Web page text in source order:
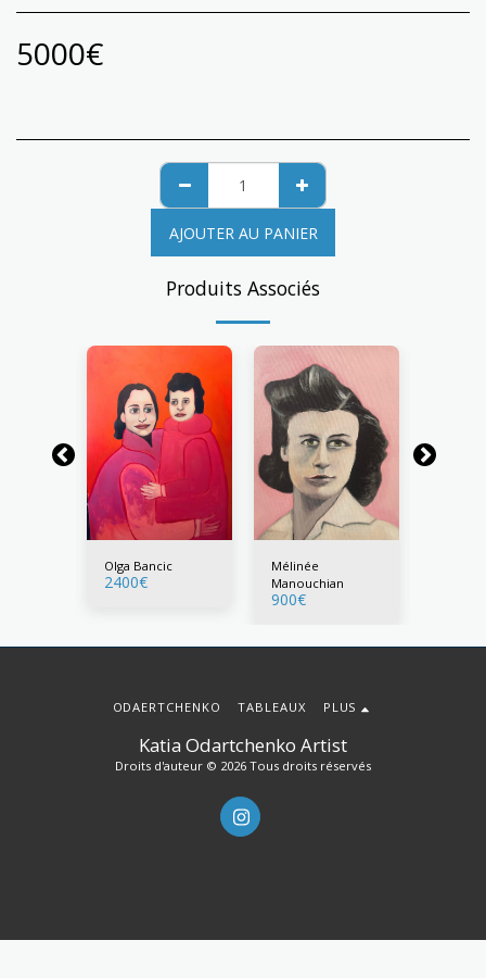
5000€
AJOUTER AU PANIER
Produits Associés
Olga Bancic
2400€
Mélinée
Manouchian
900€
Katia Odartchenko Artist
Droits d'auteur © 2026 Tous droits réservés
ODAERTCHENKO TABLEAUX PLUS